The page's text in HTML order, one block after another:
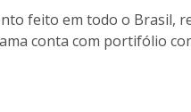
feito em todo o Brasil,
conta com portifólio